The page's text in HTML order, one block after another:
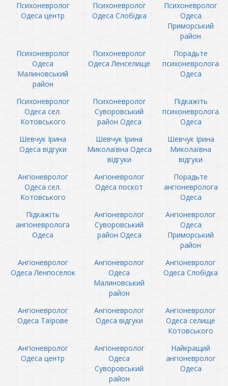
Психоневролог
Одеса центр
Психоневролог
Одеса Слобідка
Психоневролог
Одеса
Приморський
район
Психоневролог
Одеса
Малиновський
район
Психоневролог
Одеса Ленселище
Порадьте
психоневролога
Одеса
Психоневролог
Одеса сел.
Котовського
Психоневролог
Суворовський
район Одеса
Підкажіть
психоневролога
Одеса
Шевчук Ірина
Одеса відгуки
Шевчук Ірина
Миколаївна Одеса
відгуки
Шевчук Ірина
Миколаївна
відгуки
Ангіоневролог
Одеса сел.
Котовського
Ангіоневролог
Одеса поскот
Порадьте
ангіоневролога
Одеса
Підкажіть
ангіоневролога
Одеса
Ангіоневролог
Суворовський
район Одеса
Ангіоневролог
Одеса
Приморський
район
Ангіоневролог
Одеса Ленпоселок
Ангіоневролог
Одеса
Малиновський
район
Ангіоневролог
Одеса Слобідка
Ангіоневролог
Одеса Таїрове
Ангіоневролог
Одеса відгуки
Ангіоневролог
Одеса селище
Котовського
Ангіоневролог
Одеса центр
Ангіоневролог
Одеса
Суворовський
район
Найкращий
ангіоневролог
Одеса